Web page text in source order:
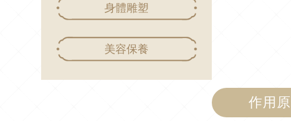
身體雕塑
美容保養
作用